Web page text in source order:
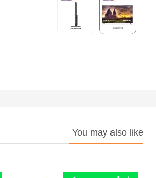
You may also like